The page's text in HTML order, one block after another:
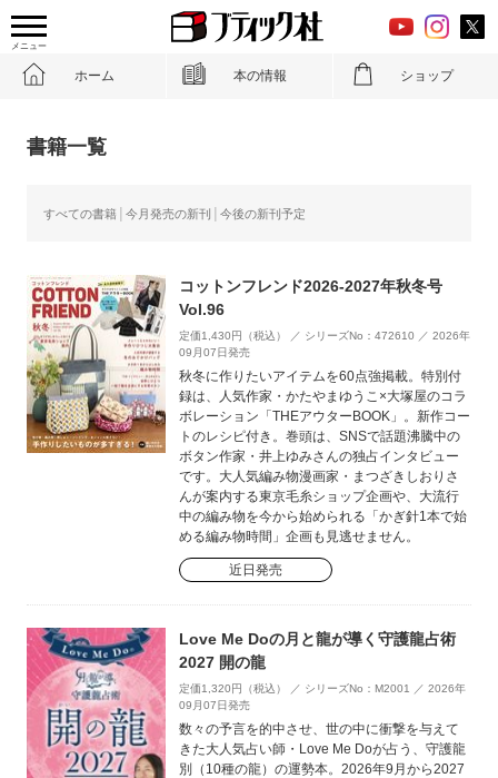
メニュー
ホーム 本の情報 ショップ
書籍一覧
すべての書籍 今月発売の新刊 今後の新刊予定
コットンフレンド2026-2027年秋冬号
Vol.96
定価1,430円（税込） ／ シリーズNo：472610 ／ 2026年
09月07日発売
秋冬に作りたいアイテムを60点強掲載。特別付
録は、人気作家・かたやまゆうこ×大塚屋のコラ
ボレーション「THEアウターBOOK」。新作コー
トのレシピ付き。巻頭は、SNSで話題沸騰中の
ボタン作家・井上ゆみさんの独占インタビュー
です。大人気編み物漫画家・まつざきしおりさ
んが案内する東京毛糸ショップ企画や、大流行
中の編み物を今から始められる「かぎ針1本で始
める編み物時間」企画も見逃せません。
近日発売
Love Me Doの月と龍が導く守護龍占術
2027 開の龍
定価1,320円（税込） ／ シリーズNo：M2001 ／ 2026年
09月07日発売
数々の予言を的中させ、世の中に衝撃を与えて
きた大人気占い師・Love Me Doが占う、守護龍
別（10種の龍）の運勢本。2026年9月から2027